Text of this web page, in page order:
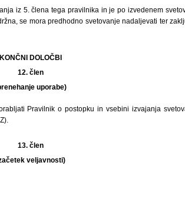
iz 5. člena tega pravilnika in je po izvedenem
se mora predhodno svetovanje nadaljevati ter
KONČNI DOLOČBI
12. člen
uporabe)
Pravilnik o postopku in vsebini izvajanja
13. člen
veljavnosti)